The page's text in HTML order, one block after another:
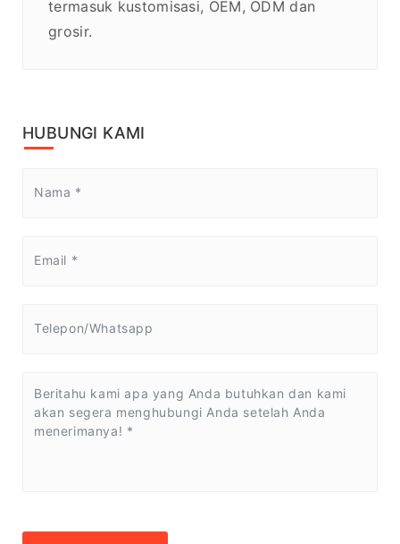
termasuk kustomisasi, OEM, ODM dan
grosir.
HUBUNGI KAMI